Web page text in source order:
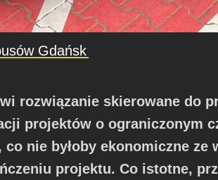
Gdańsk
rozwiązanie skierowane do
projektów o ograniczonym
nie byłoby ekonomiczne
projektu. Co istotne,